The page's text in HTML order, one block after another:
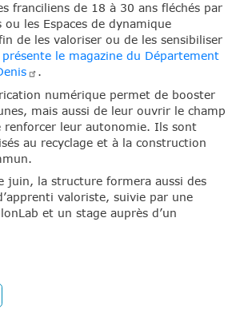
franciliens de 18 à 30 ans fléchés par
ou les Espaces de dynamique
de les valoriser ou de les sensibiliser
présente le magazine du Département
.
numérique permet de booster
mais aussi de leur ouvrir le champ
renforcer leur autonomie. Ils sont
au recyclage et à la construction
juin, la structure formera aussi des
valoriste, suivie par une
et un stage auprès d’un